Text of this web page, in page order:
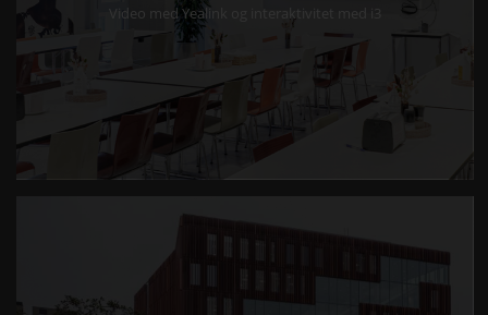
Video med Yealink og interaktivitet med i3